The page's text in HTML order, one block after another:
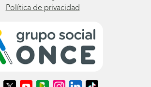
Política de privacidad
SíguenosSíguenosSíguenosSíguenosSíguenosSíguenos